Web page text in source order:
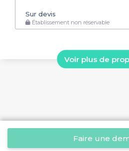
Sur devis
Établissement non réservable
Voir plus de
Faire une